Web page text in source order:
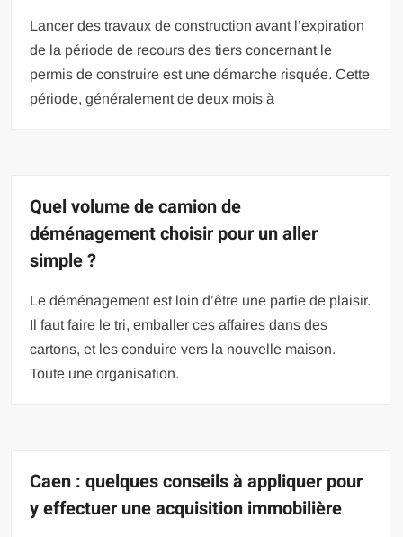
Lancer des travaux de construction avant l’expiration
de la période de recours des tiers concernant le
permis de construire est une démarche risquée. Cette
période, généralement de deux mois à
Quel volume de camion de
déménagement choisir pour un aller
simple ?
Le déménagement est loin d’être une partie de plaisir.
Il faut faire le tri, emballer ces affaires dans des
cartons, et les conduire vers la nouvelle maison.
Toute une organisation.
Caen : quelques conseils à appliquer pour
y effectuer une acquisition immobilière